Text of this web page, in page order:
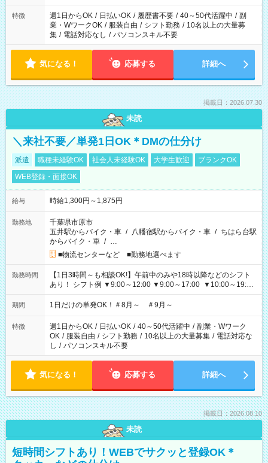
特徴 週1日からOK / 日払いOK / 履歴書不要 / 40～50代活躍中 / 副
業・WワークOK / 服装自由 / シフト勤務 / 10名以上の大量募
集 / 電話対応なし / パソコンスキル不要
気になる！ 応募する 詳細へ
掲載日：2026.07.30
未読
＼来社不要／単発1日OK＊DMの仕分け
派遣 職種未経験OK 社会人未経験OK 大学生歓迎
ブランクOK
WEB登録・面接OK
給与 時給1,300円～1,875円
勤務地
千葉県市原市
五井駅からバイク・車 / 八幡宿駅からバイク・車 / ちはら台駅
からバイク・車 / …
■物流センターなど ■勤務地選べます
勤務時間
【1日3時間～も相談OK!】午前中のみや18時以降などのシフト
あり！ シフト例 ▼9:00～12:00 ▼9:00～17:00 ▼10:00～19:00
▼18:00～21:00
期間 1日だけの単発OK！＃8月～ ＃9月～
特徴 週1日からOK / 日払いOK / 40～50代活躍中 / 副業・Wワーク
OK / 服装自由 / シフト勤務 / 10名以上の大量募集 / 電話対応な
し / パソコンスキル不要
気になる！ 応募する 詳細へ
掲載日：2026.08.10
未読
短時間シフトあり！WEBでサクッと登録OK＊